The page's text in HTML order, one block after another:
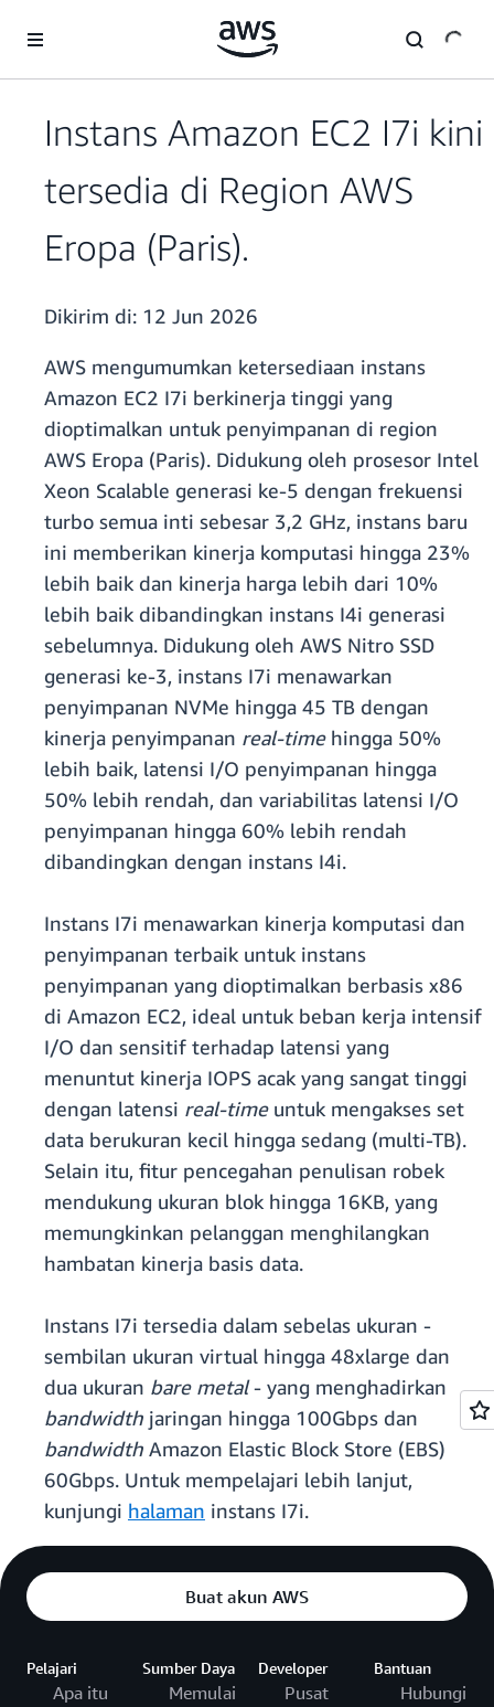
Instans Amazon EC2 I7i kini
tersedia di Region AWS
Eropa (Paris).
Dikirim di: 12 Jun 2026
AWS mengumumkan ketersediaan instans
Amazon EC2 I7i berkinerja tinggi yang
dioptimalkan untuk penyimpanan di region
AWS Eropa (Paris). Didukung oleh prosesor Intel
Xeon Scalable generasi ke-5 dengan frekuensi
turbo semua inti sebesar 3,2 GHz, instans baru
ini memberikan kinerja komputasi hingga 23%
lebih baik dan kinerja harga lebih dari 10%
lebih baik dibandingkan instans I4i generasi
sebelumnya. Didukung oleh AWS Nitro SSD
generasi ke-3, instans I7i menawarkan
penyimpanan NVMe hingga 45 TB dengan
kinerja penyimpanan real-timehingga 50%
lebih baik, latensi I/O penyimpanan hingga
50% lebih rendah, dan variabilitas latensi I/O
penyimpanan hingga 60% lebih rendah
dibandingkan dengan instans I4i.
Instans I7i menawarkan kinerja komputasi dan
penyimpanan terbaik untuk instans
penyimpanan yang dioptimalkan berbasis x86
di Amazon EC2, ideal untuk beban kerja intensif
I/O dan sensitif terhadap latensi yang
menuntut kinerja IOPS acak yang sangat tinggi
dengan latensi real-timeuntuk mengakses set
data berukuran kecil hingga sedang (multi-TB).
Selain itu, fitur pencegahan penulisan robek
mendukung ukuran blok hingga 16KB, yang
memungkinkan pelanggan menghilangkan
hambatan kinerja basis data.
Instans I7i tersedia dalam sebelas ukuran -
sembilan ukuran virtual hingga 48xlarge dan
dua ukuran bare metal- yang menghadirkan
bandwidth jaringan hingga 100Gbps dan
bandwidth Amazon Elastic Block Store (EBS)
60Gbps. Untuk mempelajari lebih lanjut,
kunjungi halaman instans I7i.
Buat akun AWS
Pelajari
Apa itu
Sumber Daya
Memulai
Developer
Pusat
Bantuan
Hubungi